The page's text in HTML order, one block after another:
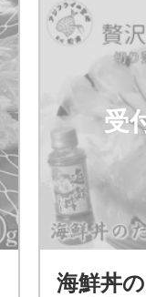
受
海鮮丼